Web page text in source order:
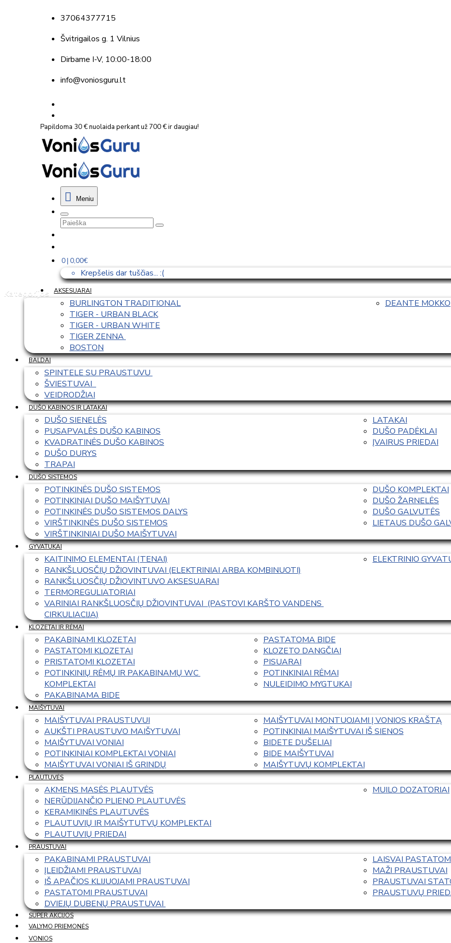
37064377715
Švitrigailos g. 1 Vilnius
Dirbame I-V, 10:00-18:00
info@voniosguru.lt
Papildoma 30 € nuolaida perkant už 700 € ir daugiau!
Meniu
0 | 0,00€
Krepšelis dar tuščias... :(
Kategorijos
AKSESUARAI
BURLINGTON TRADITIONAL
TIGER - URBAN BLACK
TIGER - URBAN WHITE
TIGER ZENNA
BOSTON
DEANTE MOKKO
BALDAI
SPINTELE SU PRAUSTUVU
ŠVIESTUVAI
VEIDRODŽIAI
DUŠO KABINOS IR LATAKAI
DUŠO SIENELĖS
PUSAPVALĖS DUŠO KABINOS
KVADRATINĖS DUŠO KABINOS
DUŠO DURYS
TRAPAI
LATAKAI
DUŠO PADĖKLAI
ĮVAIRUS PRIEDAI
DUŠO SISTEMOS
POTINKINĖS DUŠO SISTEMOS
POTINKINIAI DUŠO MAIŠYTUVAI
POTINKINĖS DUŠO SISTEMOS DALYS
VIRŠTINKINĖS DUŠO SISTEMOS
VIRŠTINKINIAI DUŠO MAIŠYTUVAI
DUŠO KOMPLEKTAI
DUŠO ŽARNELĖS
DUŠO GALVUTĖS
LIETAUS DUŠO
GYVATUKAI
KAITINIMO ELEMENTAI (TENAI)
RANKŠLUOSČIŲ DŽIOVINTUVAI (ELEKTRINIAI ARBA KOMBINUOTI)
RANKŠLUOSČIŲ DŽIOVINTUVO AKSESUARAI
TERMOREGULIATORIAI
VARINIAI RANKŠLUOSČIŲ DŽIOVINTUVAI  (PASTOVI KARŠTO VANDENS
CIRKULIACIJA)
ELEKTRINIO
KLOZETAI IR RĖMAI
PAKABINAMI KLOZETAI
PASTATOMI KLOZETAI
PRISTATOMI KLOZETAI
POTINKINIŲ RĖMŲ IR PAKABINAMŲ WC
KOMPLEKTAI
PAKABINAMA BIDE
PASTATOMA BIDE
KLOZETO DANGČIAI
PISUARAI
POTINKINIAI RĖMAI
NULEIDIMO MYGTUKAI
MAIŠYTUVAI
MAIŠYTUVAI PRAUSTUVUI
AUKŠTI PRAUSTUVO MAIŠYTUVAI
MAIŠYTUVAI VONIAI
POTINKINIAI KOMPLEKTAI VONIAI
MAIŠYTUVAI VONIAI IŠ GRINDŲ
MAIŠYTUVAI MONTUOJAMI Į VONIOS KRAŠTĄ
POTINKINIAI MAIŠYTUVAI IŠ SIENOS
BIDETE DUŠELIAI
BIDE MAIŠYTUVAI
MAIŠYTUVŲ KOMPLEKTAI
PLAUTUVĖS
AKMENS MASĖS PLAUTVĖS
NERŪDIJANČIO PLIENO PLAUTUVĖS
KERAMIKINĖS PLAUTUVĖS
PLAUTUVIŲ IR MAIŠYTUTVŲ KOMPLEKTAI
PLAUTUVIŲ PRIEDAI
MUILO DOZATORIAI
PRAUSTUVAI
PAKABINAMI PRAUSTUVAI
ĮLEIDŽIAMI PRAUSTUVAI
IŠ APAČIOS KLIJUOJAMI PRAUSTUVAI
PASTATOMI PRAUSTUVAI
DVIEJŲ DUBENŲ PRAUSTUVAI
LAISVAI
MAŽI PRAUSTUVAI
PRAUSTUVAI
PRAUSTUVŲ
SUPER AKCIJOS
VALYMO PRIEMONĖS
VONIOS